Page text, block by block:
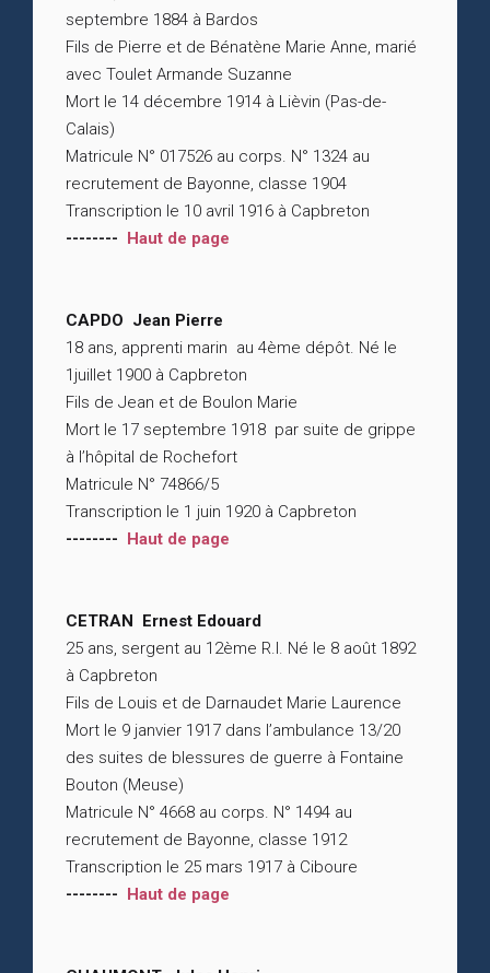
septembre 1884 à Bardos
Fils de Pierre et de Bénatène Marie Anne, marié
avec Toulet Armande Suzanne
Mort le 14 décembre 1914 à Lièvin (Pas-de-
Calais)
Matricule N° 017526 au corps. N° 1324 au
recrutement de Bayonne, classe 1904
Transcription le 10 avril 1916 à Capbreton
-------- Haut de page
CAPDO Jean Pierre
18 ans, apprenti marin au 4ème dépôt. Né le
1juillet 1900 à Capbreton
Fils de Jean et de Boulon Marie
Mort le 17 septembre 1918 par suite de grippe
à l’hôpital de Rochefort
Matricule N° 74866/5
Transcription le 1 juin 1920 à Capbreton
-------- Haut de page
CETRAN Ernest Edouard
25 ans, sergent au 12ème R.I. Né le 8 août 1892
à Capbreton
Fils de Louis et de Darnaudet Marie Laurence
Mort le 9 janvier 1917 dans l’ambulance 13/20
des suites de blessures de guerre à Fontaine
Bouton (Meuse)
Matricule N° 4668 au corps. N° 1494 au
recrutement de Bayonne, classe 1912
Transcription le 25 mars 1917 à Ciboure
-------- Haut de page